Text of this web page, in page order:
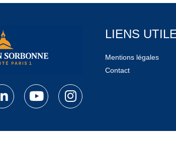
LIENS
Mentions légales
Contact